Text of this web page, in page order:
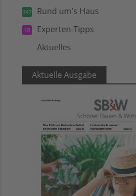
347 Rund um's Haus
18 Experten-Tipps
Aktuelles
Aktuelle Ausgabe